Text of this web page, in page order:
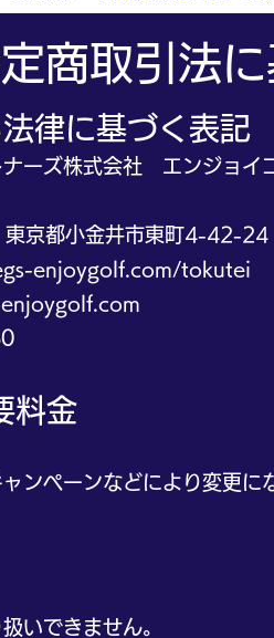
商取引法
律に基づく表記
ズ株式会社 エンジョイゴ
小金井市東町4-42-24
enjoygolf.com/tokutei
料金
ペーンなどにより変更にな
できません。